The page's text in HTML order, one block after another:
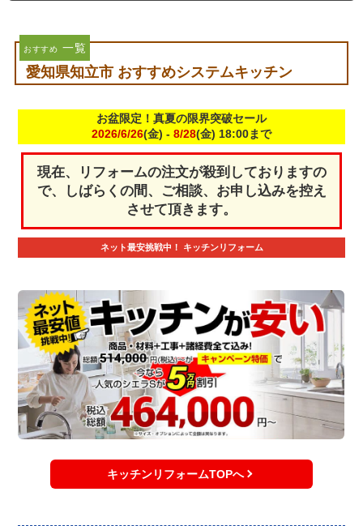
おすすめ 一覧
愛知県知立市 おすすめシステムキッチン
お盆限定！真夏の限界突破セール
2026/6/26(金) - 8/28(金) 18:00まで
現在、リフォームの注文が殺到しておりますの
で、しばらくの間、ご相談、お申し込みを控え
させて頂きます。
ネット最安挑戦中！ キッチンリフォーム
キッチンリフォームTOPへ